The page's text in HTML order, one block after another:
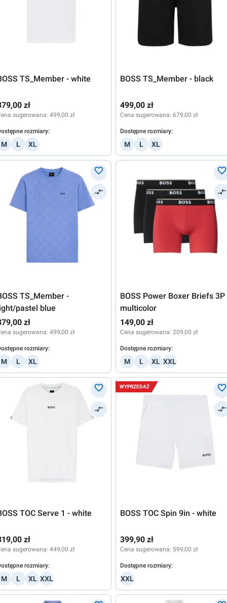
TS_Member - white
zł
sugerowana: 499,00 zł
rozmiary:
M L XL
BOSS TS_Member - black
499,00 zł
Cena sugerowana: 679,00 zł
Dostępne rozmiary:
M L XL
TS_Member -
pastel blue
zł
sugerowana: 499,00 zł
rozmiary:
M L XL
BOSS Power Boxer Briefs 3P
multicolor
149,00 zł
Cena sugerowana: 209,00 zł
Dostępne rozmiary:
M L XL XXL
TOC Serve 1 - white
zł
sugerowana: 449,00 zł
rozmiary:
M L XL XXL
WYPRZEDAŻ
BOSS TOC Spin 9in - white
399,90 zł
Cena sugerowana: 599,00 zł
Dostępne rozmiary:
XXL